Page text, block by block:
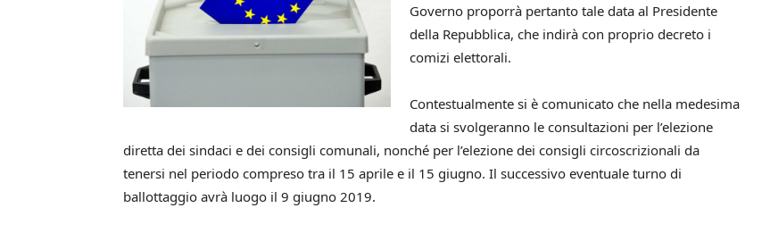
Governo proporrà pertanto tale data al Presidente
della Repubblica, che indirà con proprio decreto i
comizi elettorali.
Contestualmente si è comunicato che nella medesima
data si svolgeranno le consultazioni per l’elezione
diretta dei sindaci e dei consigli comunali, nonché per l’elezione dei consigli circoscrizionali da
tenersi nel periodo compreso tra il 15 aprile e il 15 giugno. Il successivo eventuale turno di
ballottaggio avrà luogo il 9 giugno 2019.